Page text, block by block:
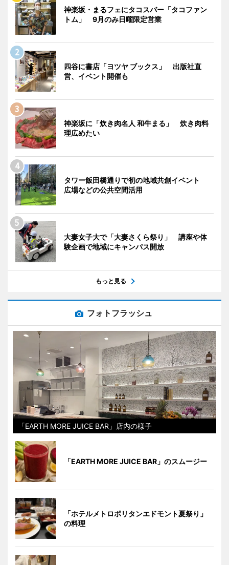
神楽坂・まるフェにタコスバー「タコファン
トム」 9月のみ日曜限定営業
四谷に書店「ヨツヤ ブックス」 出版社直
営、イベント開催も
神楽坂に「炊き肉名人 和牛まる」 炊き肉料
理広めたい
タワー飯田橋通りで初の地域共創イベント
広場などの公共空間活用
大妻女子大で「大妻さくら祭り」 講座や体
験企画で地域にキャンパス開放
もっと見る
フォトフラッシュ
「EARTH MORE JUICE BAR」店内の様子
「EARTH MORE JUICE BAR」のスムージー
「ホテルメトロポリタンエドモント夏祭り」
の料理